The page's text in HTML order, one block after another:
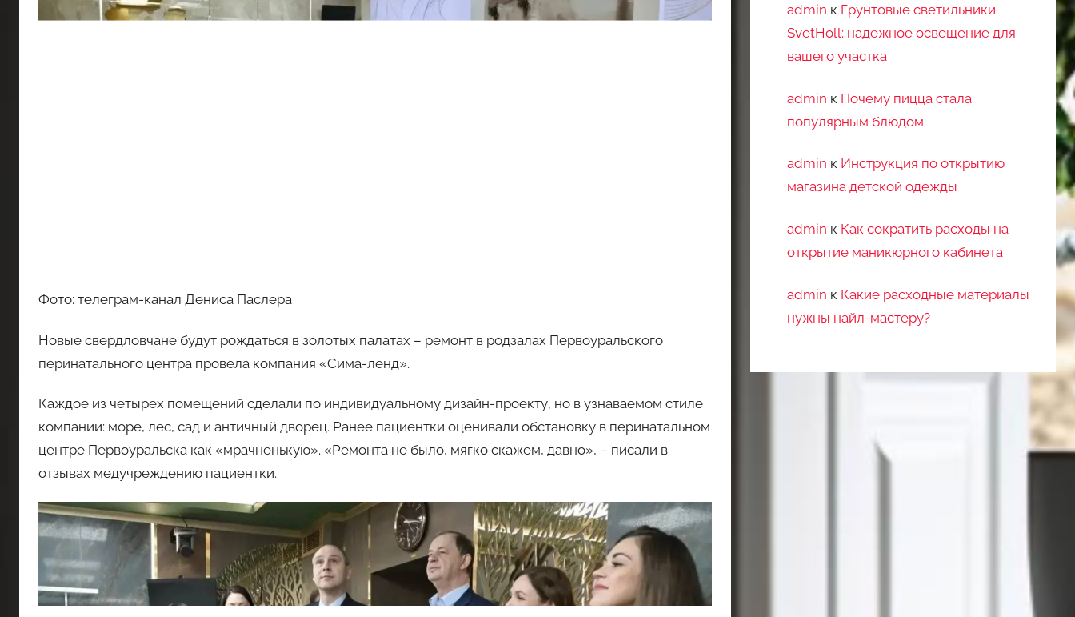
Фото: телеграм-канал Дениса Паслера
Новые свердловчане будут рождаться в золотых палатах – ремонт в родзалах Первоуральского
перинатального центра провела компания «Сима-ленд».
Каждое из четырех помещений сделали по индивидуальному дизайн-проекту, но в узнаваемом стиле
компании: море, лес, сад и античный дворец. Ранее пациентки оценивали обстановку в перинатальном
центре Первоуральска как «мрачненькую». «Ремонта не было, мягко скажем, давно», – писали в
отзывах медучреждению пациентки.
admin к Грунтовые светильники
SvetHoll: надежное освещение для
вашего участка
admin к Почему пицца стала
популярным блюдом
admin к Инструкция по открытию
магазина детской одежды
admin к Как сократить расходы на
открытие маникюрного кабинета
admin к Какие расходные материалы
нужны найл-мастеру?